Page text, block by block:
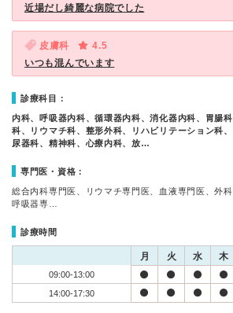
近場だし綺麗な病院でした
皮膚科
4.5
いつも混んでいます
診療科目：
内科、呼吸器内科、循環器内科、消化器内科、胃腸
科、リウマチ科、整形外科、リハビリテーション科
尿器科、精神科、心療内科、放…
専門医・資格：
総合内科専門医、リウマチ専門医、血液専門医、外
呼吸器専…
診療時間
月 火 水 木
09:00-13:00
14:00-17:30